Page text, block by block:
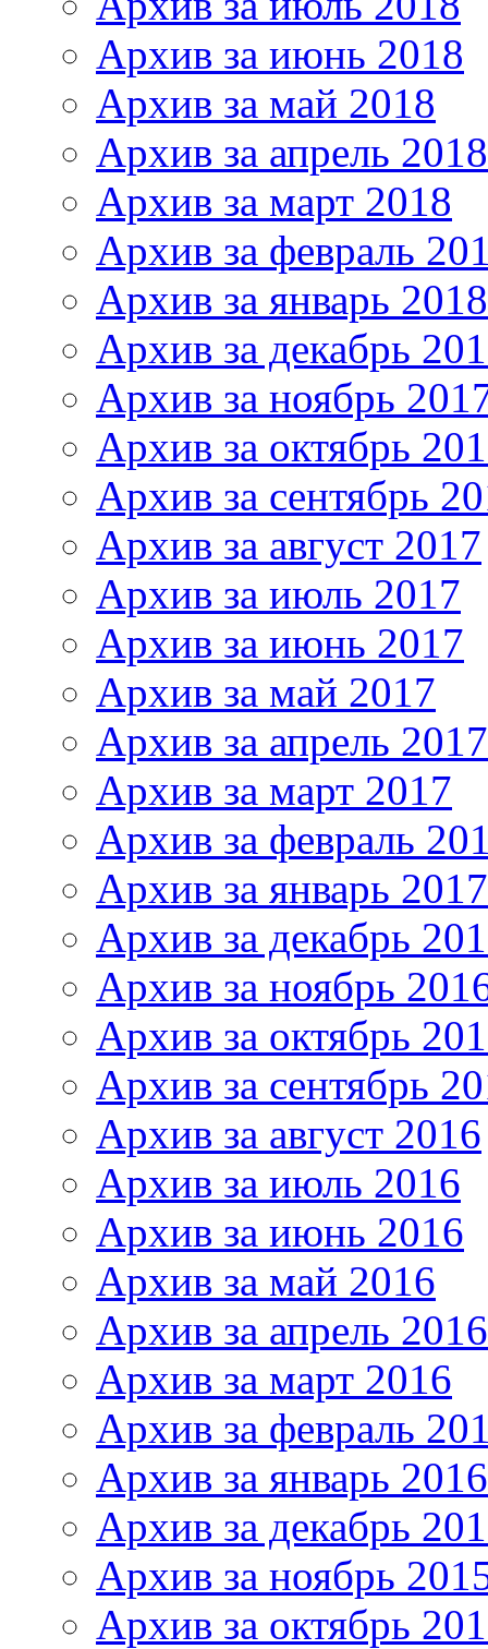
Архив за июнь 2018
Архив за май 2018
Архив за апрель 2018
Архив за март 2018
Архив за февраль
Архив за январь 2018
Архив за декабрь
Архив за ноябрь
Архив за октябрь
Архив за сентябрь
Архив за август 2017
Архив за июль 2017
Архив за июнь 2017
Архив за май 2017
Архив за апрель 2017
Архив за март 2017
Архив за февраль
Архив за январь 2017
Архив за декабрь
Архив за ноябрь
Архив за октябрь
Архив за сентябрь
Архив за август 2016
Архив за июль 2016
Архив за июнь 2016
Архив за май 2016
Архив за апрель 2016
Архив за март 2016
Архив за февраль
Архив за январь 2016
Архив за декабрь
Архив за ноябрь
Архив за октябрь